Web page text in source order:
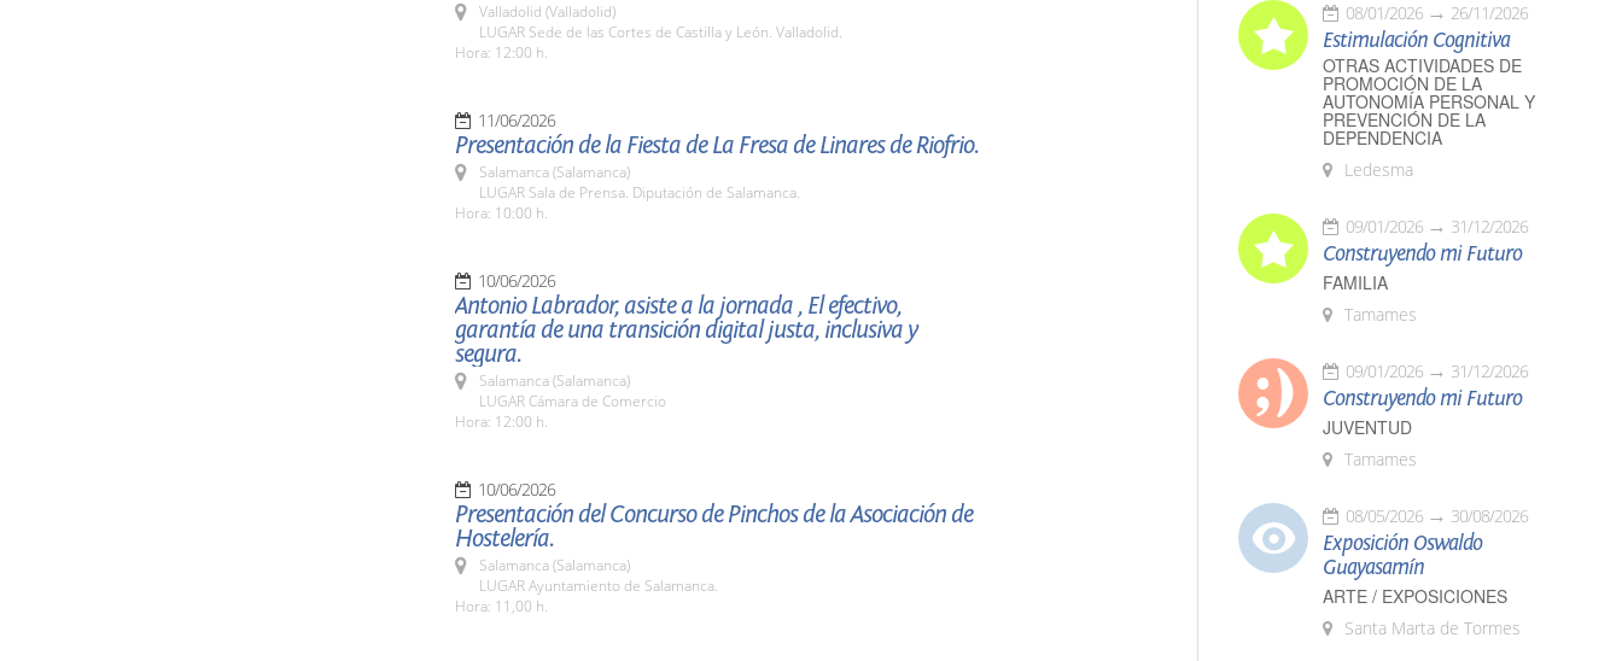
Valladolid (Valladolid)
LUGAR Sede de las Cortes de Castilla y León. Valladolid.
Hora: 12:00 h.
11/06/2026
Presentación de la Fiesta de La Fresa de Linares de Riofrio.
Salamanca (Salamanca)
LUGAR Sala de Prensa. Diputación de Salamanca.
Hora: 10:00 h.
10/06/2026
Antonio Labrador, asiste a la jornada , El efectivo,
garantía de una transición digital justa, inclusiva y
segura.
Salamanca (Salamanca)
LUGAR Cámara de Comercio
Hora: 12:00 h.
10/06/2026
Presentación del Concurso de Pinchos de la Asociación de
Hostelería.
Salamanca (Salamanca)
LUGAR Ayuntamiento de Salamanca.
Hora: 11,00 h.
08/01/2026 26/11/2026
Estimulación Cognitiva
OTRAS ACTIVIDADES DE
PROMOCIÓN DE LA
AUTONOMÍA PERSONAL Y
PREVENCIÓN DE LA
DEPENDENCIA
Ledesma
09/01/2026 31/12/2026
Construyendo mi Futuro
FAMILIA
Tamames
09/01/2026 31/12/2026
Construyendo mi Futuro
JUVENTUD
Tamames
08/05/2026 30/08/2026
Exposición Oswaldo
Guayasamín
ARTE / EXPOSICIONES
Santa Marta de Tormes